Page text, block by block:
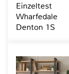
Einzeltest
Wharfedale
Denton 1S